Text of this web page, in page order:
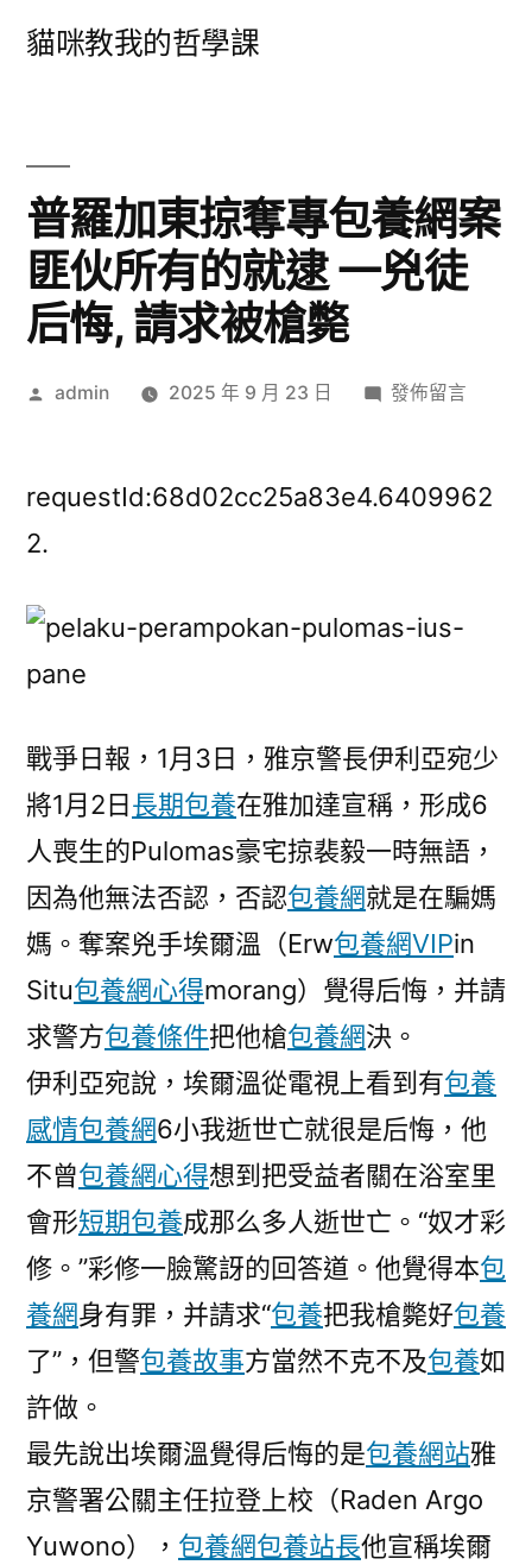
貓咪教我的哲學課
普羅加東掠奪專包養網案
匪伙所有的就逮 一兇徒
后悔, 請求被槍斃
作
admin 2025 年 9 月 23 日
在
加
專
案
匪
伙
所
有
就
逮
兇
徒
后
悔,
請
求
被
斃〉
發佈留言
requestId:68d02cc25a83e4.6409962
2.
戰爭日報，1月3日，雅京警長伊利亞宛少
將1月2日長期包養在雅加達宣稱，形成6
人喪生的Pulomas豪宅掠裴毅一時無語，
因為他無法否認，否認包養網就是在騙媽
媽。奪案兇手埃爾溫（Erw包養網VIPin
Situ包養網心得morang）覺得后悔，并請
求警方包養條件把他槍包養網決。
伊利亞宛說，埃爾溫從電視上看到有包養
感情包養網6小我逝世亡就很是后悔，他
不曾包養網心得想到把受益者關在浴室里
會形短期包養成那么多人逝世亡。“奴才彩
修。”彩修一臉驚訝的回答道。他覺得本包
養網身有罪，并請求“包養把我槍斃好包養
了”，但警包養故事方當然不克不及包養如
許做。
最先說出埃爾溫覺得后悔的是包養網站雅
京警署公關主任拉登上校（Raden Argo
Yuwono）， 包養網包養站長他宣稱埃爾